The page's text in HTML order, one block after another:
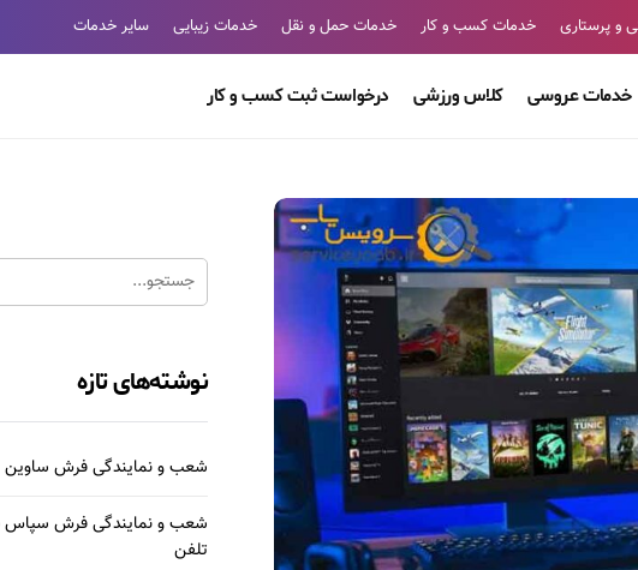
و پرستاری خدمات کسب و کار خدمات حمل و نقل خدمات زیبایی سایر خدمات
خدمات عروسی کلاس ورزشی درخواست ثبت کسب و کار
نوشته‌های تازه
شعب و نمایندگی فرش ساوین
شعب و نمایندگی فرش سپاس
تلفن